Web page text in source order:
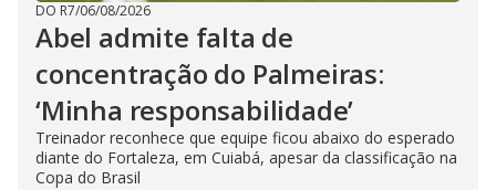
DO R7/06/08/2026
Abel admite falta de
concentração do Palmeiras:
‘Minha responsabilidade’
Treinador reconhece que equipe ficou abaixo do esperado
diante do Fortaleza, em Cuiabá, apesar da classificação na
Copa do Brasil